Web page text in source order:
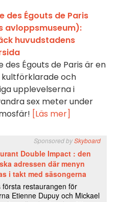
des Égouts de Paris
avloppsmuseum):
huvudstadens
des Égouts de Paris är en
kultförklarade och
upplevelserna i
sex meter under
[Läs mer]